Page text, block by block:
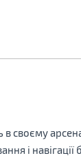
своєму
і навігації